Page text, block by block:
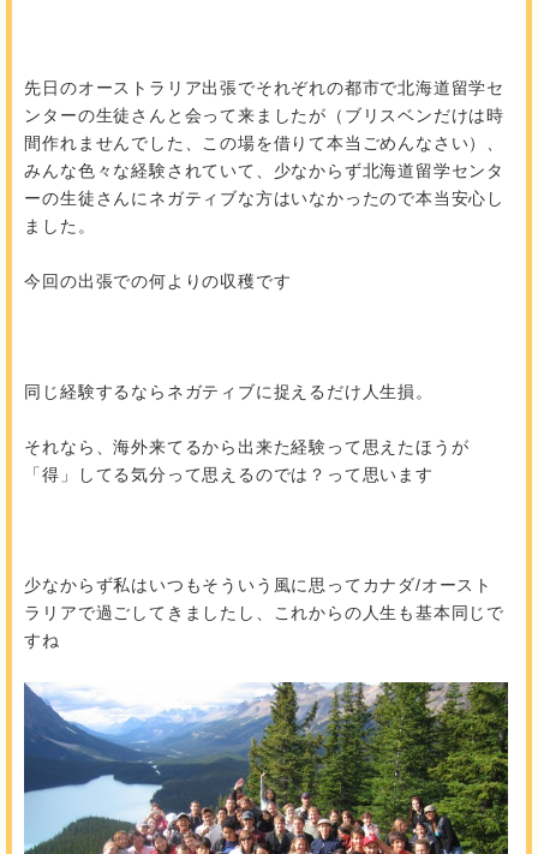
先日のオーストラリア出張でそれぞれの都市で北海道留学セ
ンターの生徒さんと会って来ましたが（ブリスベンだけは時
間作れませんでした、この場を借りて本当ごめんなさい）、
みんな色々な経験されていて、少なからず北海道留学センタ
ーの生徒さんにネガティブな方はいなかったので本当安心し
ました。
今回の出張での何よりの収穫です
同じ経験するならネガティブに捉えるだけ人生損。
それなら、海外来てるから出来た経験って思えたほうが
「得」してる気分って思えるのでは？って思います
少なからず私はいつもそういう風に思ってカナダ/オースト
ラリアで過ごしてきましたし、これからの人生も基本同じで
すね